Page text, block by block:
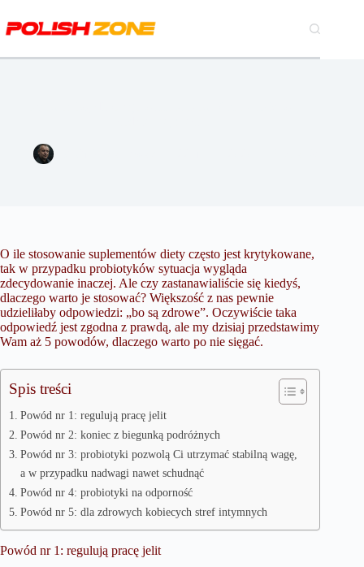
do
treści
O ile stosowanie suplementów diety często jest krytykowane,
tak w przypadku probiotyków sytuacja wygląda
zdecydowanie inaczej. Ale czy zastanawialiście się kiedyś,
dlaczego warto je stosować? Większość z nas pewnie
udzieliłaby odpowiedzi: „bo są zdrowe”. Oczywiście taka
odpowiedź jest zgodna z prawdą, ale my dzisiaj przedstawimy
Wam aż 5 powodów, dlaczego warto po nie sięgać.
Spis treści
Powód nr 1: regulują pracę jelit
Powód nr 2: koniec z biegunką podróżnych
Powód nr 3: probiotyki pozwolą Ci utrzymać stabilną wagę,
a w przypadku nadwagi nawet schudnąć
Powód nr 4: probiotyki na odporność
Powód nr 5: dla zdrowych kobiecych stref intymnych
Powód nr 1: regulują pracę jelit